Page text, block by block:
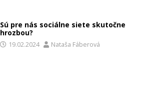
Sú pre nás sociálne siete skutočne
hrozbou?
19.02.2024 Nataša Fáberová